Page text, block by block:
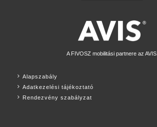
A FIVOSZ mobilitási partnere az AVIS.
Alapszabály
Adatkezelési tájékoztató
Rendezvény szabályzat